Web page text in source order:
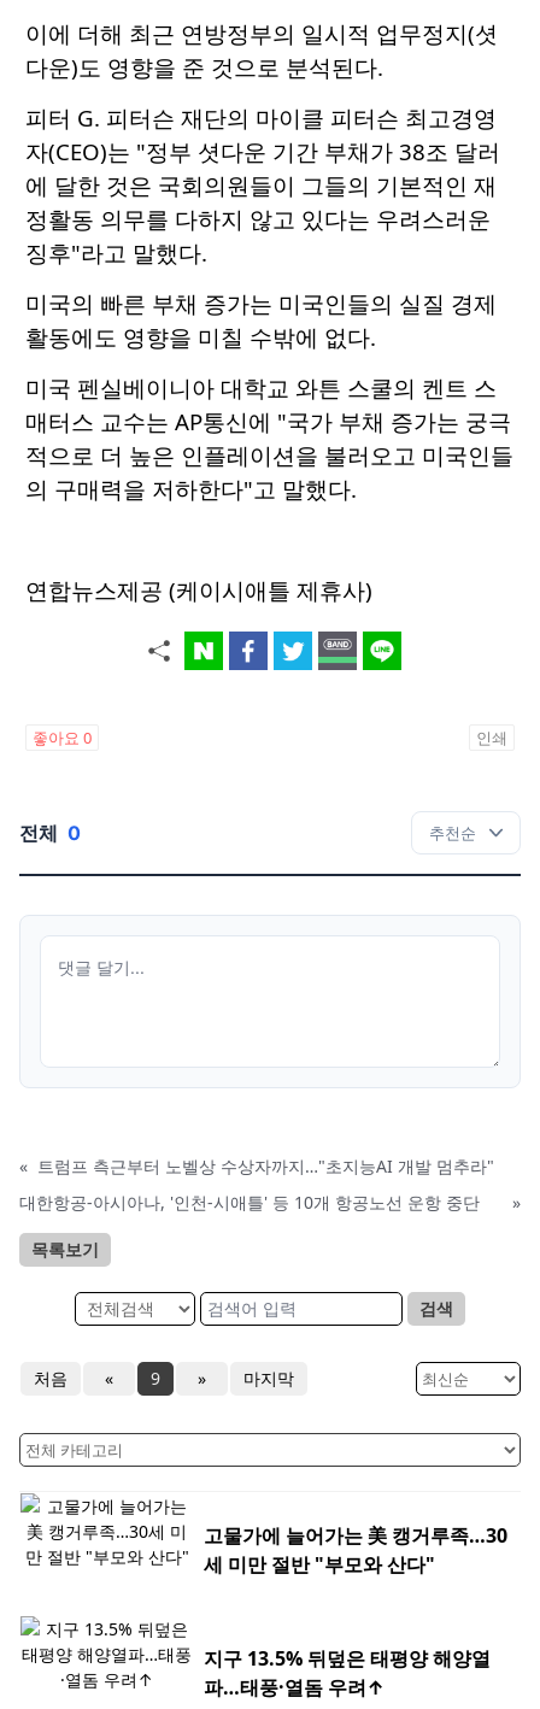
이에 더해 최근 연방정부의 일시적 업무정지(셧
다운)도 영향을 준 것으로 분석된다.
피터 G. 피터슨 재단의 마이클 피터슨 최고경영
자(CEO)는 "정부 셧다운 기간 부채가 38조 달러
에 달한 것은 국회의원들이 그들의 기본적인 재
정활동 의무를 다하지 않고 있다는 우려스러운
징후"라고 말했다.
미국의 빠른 부채 증가는 미국인들의 실질 경제
활동에도 영향을 미칠 수밖에 없다.
미국 펜실베이니아 대학교 와튼 스쿨의 켄트 스
매터스 교수는 AP통신에 "국가 부채 증가는 궁극
적으로 더 높은 인플레이션을 불러오고 미국인들
의 구매력을 저하한다"고 말했다.
연합뉴스제공 (케이시애틀 제휴사)
좋아요 0 인쇄
전체 0
« 트럼프 측근부터 노벨상 수상자까지…"초지능AI 개발 멈추라"
대한항공-아시아나, '인천-시애틀' 등 10개 항공노선 운항 중단
»
목록보기
검색
처음 « 9 » 마지막
고물가에 늘어가는 美 캥거루족…30
세 미만 절반 "부모와 산다"
지구 13.5% 뒤덮은 태평양 해양열
파…태풍·열돔 우려↑